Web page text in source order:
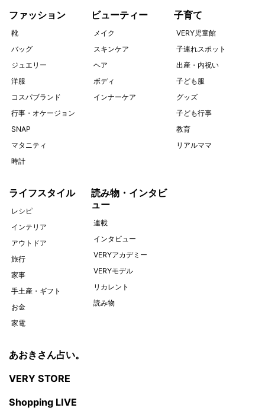
ファッション
靴
バッグ
ジュエリー
洋服
コスパブランド
行事・オケージョン
SNAP
マタニティ
時計
ビューティー
メイク
スキンケア
ヘア
ボディ
インナーケア
子育て
VERY児童館
子連れスポット
出産・内祝い
子ども服
グッズ
子ども行事
教育
リアルママ
ライフスタイル
レシピ
インテリア
アウトドア
旅行
家事
手土産・ギフト
お金
家電
読み物・インタビ
ュー
連載
インタビュー
VERYアカデミー
VERYモデル
リカレント
読み物
あおきさん占い。
VERY STORE
Shopping LIVE